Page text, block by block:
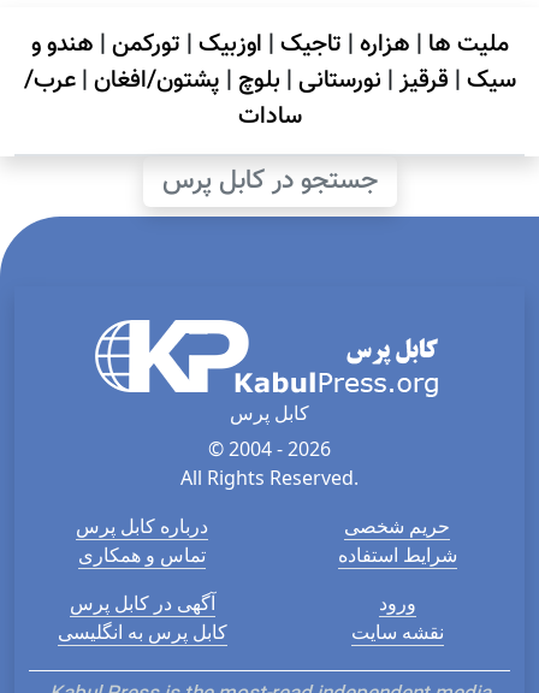
ملیت ها | هزاره| تاجیک| اوزبیک| تورکمن| هندو و
سیک| قرقیز| نورستانی| بلوچ | پشتون/افغان|عرب/
سادات
جستجو در کابل پرس
کابل پرس
© 2004 - 2026
All Rights Reserved.
درباره کابل پرس
تماس و همکاری
حریم شخصی
شرایط استفاده
آگهی در کابل پرس
کابل پرس به انگلیسی
ورود
نقشه سایت